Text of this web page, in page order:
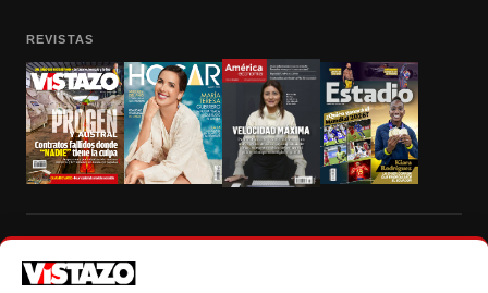
REVISTAS
autorización escrita de su titular, de todos los contenidos de Vistazo.com.